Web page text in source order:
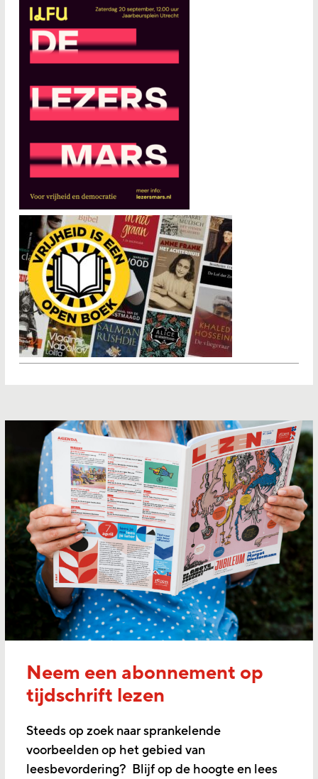
Neem een abonnement op
tijdschrift lezen
Steeds op zoek naar sprankelende
voorbeelden op het gebied van
leesbevordering? Blijf op de hoogte en lees